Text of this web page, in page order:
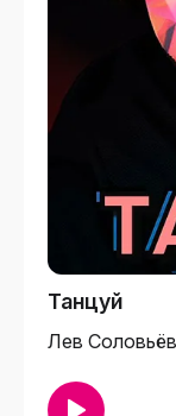
Танцуй
Лев Соловьёв